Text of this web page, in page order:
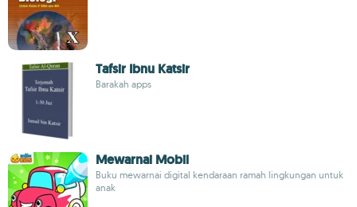
Tafsir Ibnu Katsir
Barakah apps
Mewarnai Mobil
Buku mewarnai digital kendaraan ramah lingkungan untuk
anak